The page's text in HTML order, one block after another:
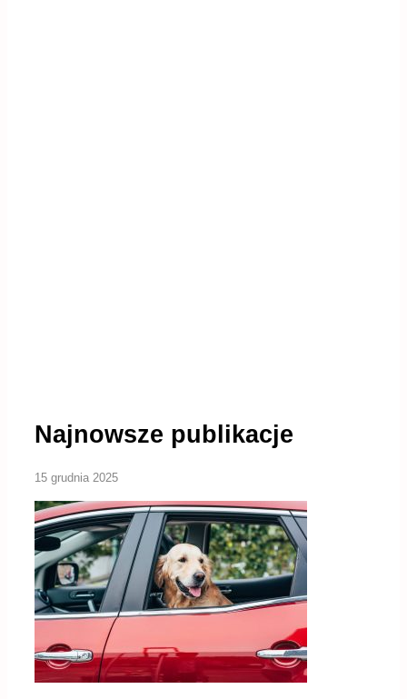
Najnowsze publikacje
15 grudnia 2025